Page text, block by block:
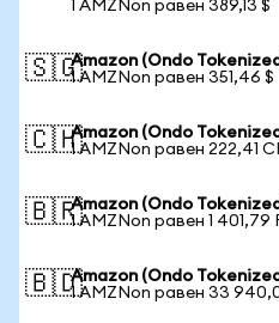
1 AMZNon равен 389,13 $
🇸🇬Amazon (Ondo
1 AMZNon равен 351,46 $
🇨🇭Amazon (Ondo
1 AMZNon равен 222,41
🇧🇷Amazon (Ondo
1 AMZNon равен 1 401,79
🇧🇩Amazon (Ondo
1 AMZNon равен 33